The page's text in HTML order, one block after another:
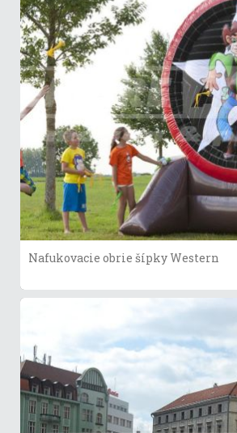
Nafukovacie obrie šípky Western